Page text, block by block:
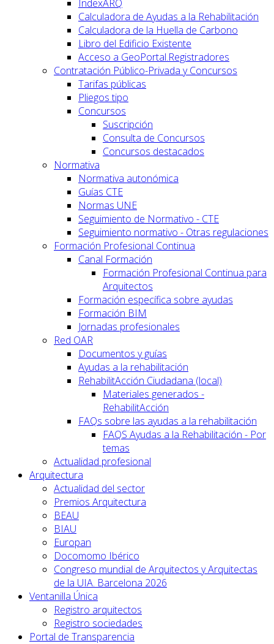
IndexARQ
Calculadora de Ayudas a la Rehabilitación
Calculadora de la Huella de Carbono
Libro del Edificio Existente
Acceso a GeoPortal.Registradores
Contratación Público-Privada y Concursos
Tarifas públicas
Pliegos tipo
Concursos
Suscripción
Consulta de Concursos
Concursos destacados
Normativa
Normativa autonómica
Guías CTE
Normas UNE
Seguimiento de Normativo - CTE
Seguimiento normativo - Otras regulaciones
Formación Profesional Continua
Canal Formación
Formación Profesional Continua para
Arquitectos
Formación específica sobre ayudas
Formación BIM
Jornadas profesionales
Red OAR
Documentos y guías
Ayudas a la rehabilitación
RehabilitAcción Ciudadana (local)
Materiales generados -
RehabilitAcción
FAQs sobre las ayudas a la rehabilitación
FAQS Ayudas a la Rehabilitación - Por
temas
Actualidad profesional
Arquitectura
Actualidad del sector
Premios Arquitectura
BEAU
BIAU
Europan
Docomomo Ibérico
Congreso mundial de Arquitectos y Arquitectas
de la UIA. Barcelona 2026
Ventanilla Única
Registro arquitectos
Registro sociedades
Portal de Transparencia